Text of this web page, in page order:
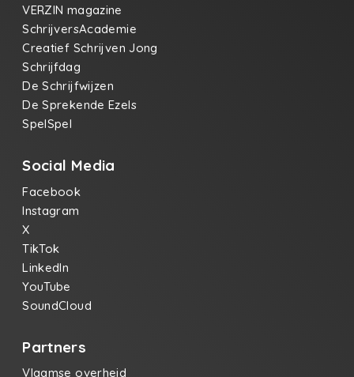
VERZIN magazine
SchrijversAcademie
Creatief Schrijven Jong
Schrijfdag
De Schrijfwijzen
De Sprekende Ezels
SpelSpel
Social Media
Facebook
Instagram
X
TikTok
LinkedIn
YouTube
SoundCloud
Partners
Vlaamse overheid